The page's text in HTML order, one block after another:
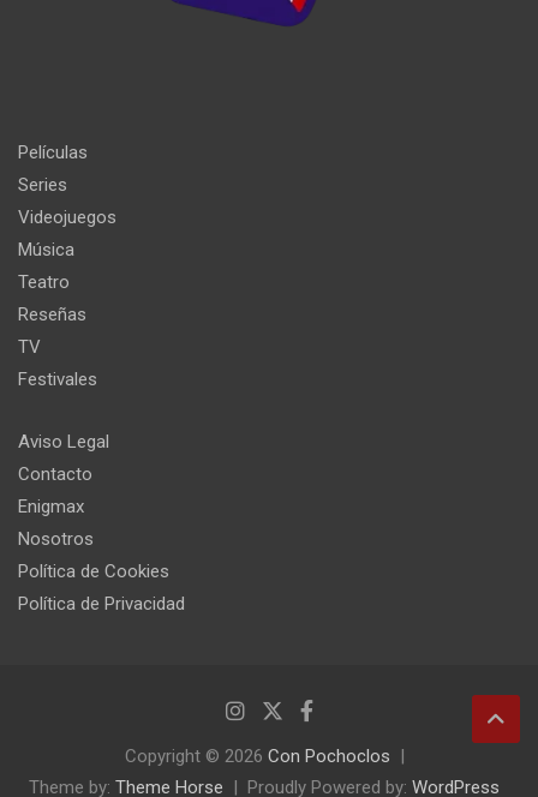
Películas
Series
Videojuegos
Música
Teatro
Reseñas
TV
Festivales
Aviso Legal
Contacto
Enigmax
Nosotros
Política de Cookies
Política de Privacidad
Copyright © 2026 Con Pochoclos
Theme by: Theme Horse Proudly Powered by: WordPress